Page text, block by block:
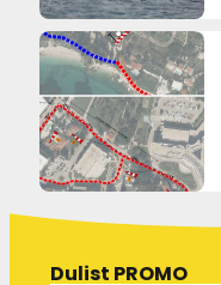
Dulist PROMO